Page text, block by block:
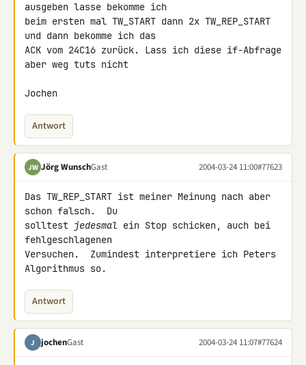
ausgeben lasse bekomme ich
beim ersten mal TW_START dann 2x TW_REP_START
und dann bekomme ich das
ACK vom 24C16 zurück. Lass ich diese if-Abfrage
aber weg tuts nicht
Jochen
Antwort
JW Jörg WunschGast 2004-03-24 11:00#77623
Das TW_REP_START ist meiner Meinung nach aber
schon falsch.  Du
solltest jedesmal ein Stop schicken, auch bei
fehlgeschlagenen
Versuchen.  Zumindest interpretiere ich Peters
Algorithmus so.
Antwort
J jochenGast 2004-03-24 11:07#77624